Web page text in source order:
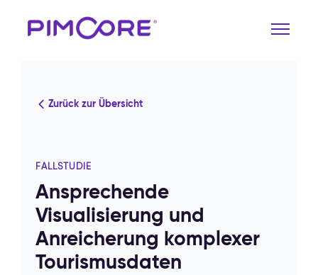
Zurück zur Übersicht
FALLSTUDIE
Ansprechende
Visualisierung und
Anreicherung komplexer
Tourismusdaten